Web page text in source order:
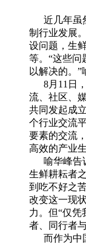
近几年虽
制行业发展
设问题，生
等。“这些问
以解决的。”
8月11日，
流、社区、
共同发起成
个行业交流
要素的交流
高效的产业
喻华峰告
生鲜耕耘者
到吃不好之
改变这一现
力。但“仅凭
者、同行者
而作为中